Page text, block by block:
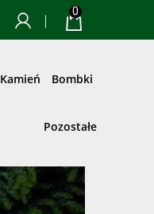
0
Kamień Bombki
Pozostałe